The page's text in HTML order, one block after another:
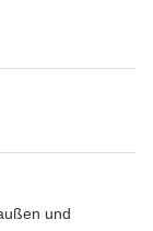
und